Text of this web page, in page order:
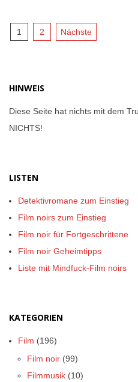
1 2 Nächste
HINWEIS
Diese Seite hat nichts mit dem
NICHTS!
LISTEN
Detektivromane zum Einstieg
Film noirs zum Einstieg
Film noir für Fortgeschrittene
Film noir Geheimtipps
Liste mit Mindfuck-Film noirs
KATEGORIEN
Film (196)
Film noir (99)
Filmmusik (10)